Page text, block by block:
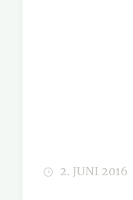
2. JUNI 2016